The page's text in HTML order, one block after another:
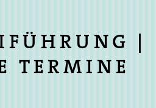
|
TERMINE